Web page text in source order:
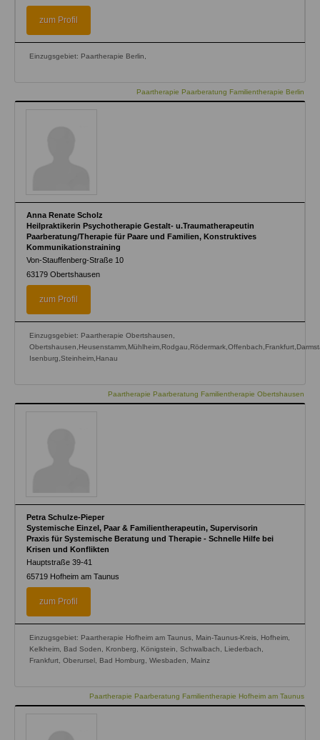
zum Profil
Einzugsgebiet: Paartherapie Berlin,
Paartherapie Paarberatung Familientherapie Berlin
Anna Renate Scholz
Heilpraktikerin Psychotherapie Gestalt- u.Traumatherapeutin
Paarberatung/Therapie für Paare und Familien, Konstruktives
Kommunikationstraining
Von-Stauffenberg-Straße 10
63179 Obertshausen
zum Profil
Einzugsgebiet: Paartherapie Obertshausen,
Isenburg,Steinheim,Hanau
Paartherapie Paarberatung Familientherapie Obertshausen
Petra Schulze-Pieper
Systemische Einzel, Paar & Familientherapeutin, Supervisorin
Praxis für Systemische Beratung und Therapie - Schnelle Hilfe bei
Krisen und Konflikten
Hauptstraße 39-41
65719 Hofheim am Taunus
zum Profil
Einzugsgebiet: Paartherapie Hofheim am Taunus, Main-Taunus-Kreis, Hofheim,
Kelkheim, Bad Soden, Kronberg, Königstein, Schwalbach, Liederbach,
Frankfurt, Oberursel, Bad Homburg, Wiesbaden, Mainz
Paartherapie Paarberatung Familientherapie Hofheim am Taunus